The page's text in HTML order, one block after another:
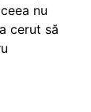
nu
cerut să